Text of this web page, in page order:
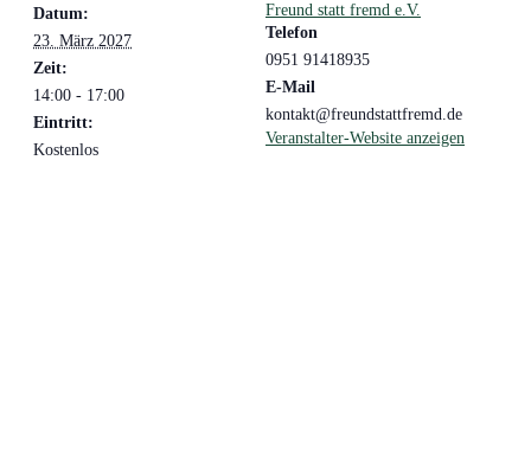
Datum:
23. März 2027
Zeit:
14:00 - 17:00
Eintritt:
Kostenlos
Freund statt fremd e.V.
Telefon
0951 91418935
E-Mail
kontakt@freundstattfremd.de
Veranstalter-Website anzeigen